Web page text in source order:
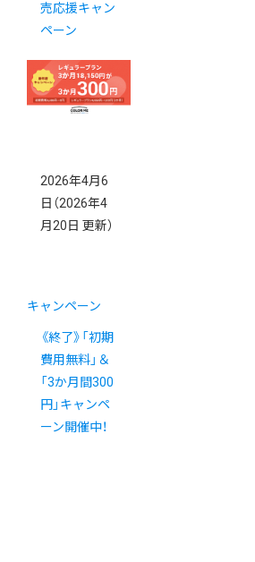
売応援キャン
ペーン
2026年4月6
日 （2026年4
月20日 更新）
キャンペーン
《終了》「初期
費用無料」＆
「3か月間300
円」キャンペ
ーン開催中！